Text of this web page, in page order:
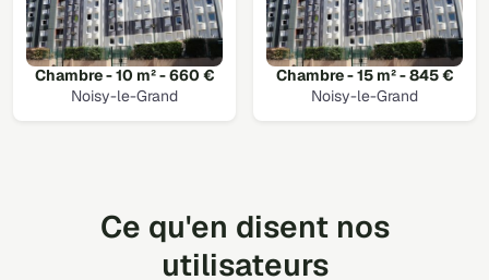
Chambre - 10 m² - 660 €
Noisy-le-Grand
Chambre - 15 m² - 845 €
Noisy-le-Grand
Ce qu'en disent nos
utilisateurs